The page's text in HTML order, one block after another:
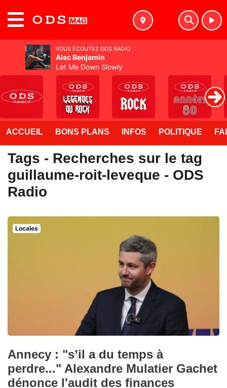
ACCUEIL BONS PLANS INFOS POLITIQUE
Tags - Recherches sur le tag
guillaume-roit-leveque - ODS
Radio
Locales
Annecy : "s’il a du temps à
perdre..." Alexandre Mulatier Gachet
dénonce l'audit des finances
VOUS ÉCOUTEZ ODS RADIO
Alec Benjamin
Let Me Down Slowly